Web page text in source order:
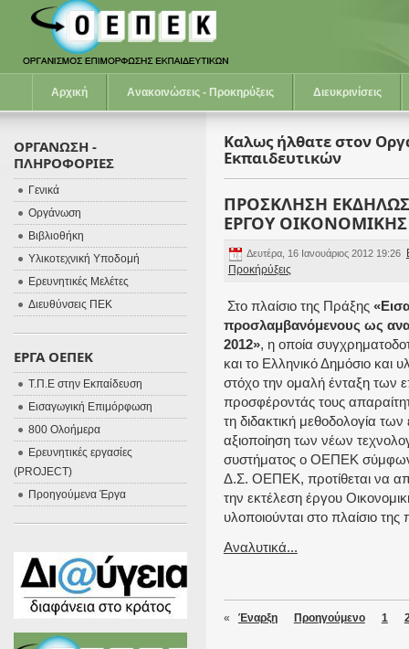
Αρχική Ανακοινώσεις - Προκηρύξεις Διευκρινίσεις
Καλως ήλθατε στον
Εκπαιδευτικών
ΠΡΟΣΚΛΗΣΗ
ΕΡΓΟΥ ΟΙΚΟΝΟΜΙΚΗΣ
Δευτέρα, 16 Ιανουάριος 2012 19:26
Προκήρύξεις
Στο πλαίσιο της Πράξης
προσλαμβανόμενους ως
2012», η οποία
και το Ελληνικό Δημόσιο
στόχο την ομαλή ένταξη των
προσφέροντάς τους
τη διδακτική μεθοδολογία
αξιοποίηση των νέων
συστήματος ο ΟΕΠΕΚ
Δ.Σ. ΟΕΠΕΚ, προτίθεται να
την εκτέλεση έργου
υλοποιούνται στο πλαίσιο
Αναλυτικά...
« Έναρξη Προηγούμενο 1
ΟΡΓΑΝΩΣΗ -
ΠΛΗΡΟΦΟΡΙΕΣ
Γενικά
Οργάνωση
Βιβλιοθήκη
Υλικοτεχνική Υποδομή
Ερευνητικές Μελέτες
Διευθύνσεις ΠΕΚ
ΕΡΓΑ ΟΕΠΕΚ
Τ.Π.Ε στην Εκπαίδευση
Εισαγωγική Επιμόρφωση
800 Ολοήμερα
Ερευνητικές εργασίες
(PROJECT)
Προηγούμενα Έργα